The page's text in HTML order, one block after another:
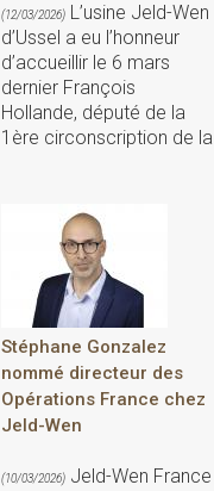
(12/03/2026) L’usine Jeld-Wen
d’Ussel a eu l’honneur
d’accueillir le 6 mars
dernier François
Hollande, député de la
1ère circonscription de la
Stéphane Gonzalez
nommé directeur des
Opérations France chez
Jeld-Wen
(10/03/2026) Jeld-Wen France